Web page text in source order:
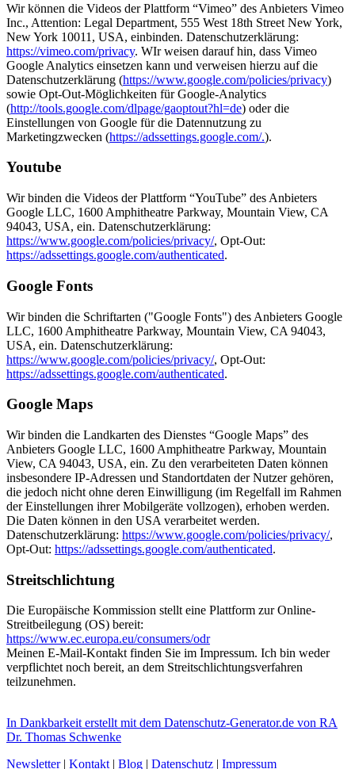
Wir können die Videos der Plattform “Vimeo” des Anbieters Vimeo
Inc., Attention: Legal Department, 555 West 18th Street New York,
New York 10011, USA, einbinden. Datenschutzerklärung:
https://vimeo.com/privacy. WIr weisen darauf hin, dass Vimeo
Google Analytics einsetzen kann und verweisen hierzu auf die
Datenschutzerklärung (https://www.google.com/policies/privacy)
sowie Opt-Out-Möglichkeiten für Google-Analytics
(http://tools.google.com/dlpage/gaoptout?hl=de) oder die
Einstellungen von Google für die Datennutzung zu
Marketingzwecken (https://adssettings.google.com/.).
Youtube
Wir binden die Videos der Plattform “YouTube” des Anbieters
Google LLC, 1600 Amphitheatre Parkway, Mountain View, CA
94043, USA, ein. Datenschutzerklärung:
https://www.google.com/policies/privacy/, Opt-Out:
https://adssettings.google.com/authenticated.
Google Fonts
Wir binden die Schriftarten ("Google Fonts") des Anbieters Google
LLC, 1600 Amphitheatre Parkway, Mountain View, CA 94043,
USA, ein. Datenschutzerklärung:
https://www.google.com/policies/privacy/, Opt-Out:
https://adssettings.google.com/authenticated.
Google Maps
Wir binden die Landkarten des Dienstes “Google Maps” des
Anbieters Google LLC, 1600 Amphitheatre Parkway, Mountain
View, CA 94043, USA, ein. Zu den verarbeiteten Daten können
insbesondere IP-Adressen und Standortdaten der Nutzer gehören,
die jedoch nicht ohne deren Einwilligung (im Regelfall im Rahmen
der Einstellungen ihrer Mobilgeräte vollzogen), erhoben werden.
Die Daten können in den USA verarbeitet werden.
Datenschutzerklärung: https://www.google.com/policies/privacy/,
Opt-Out: https://adssettings.google.com/authenticated.
Streitschlichtung
Die Europäische Kommission stellt eine Plattform zur Online-
Streitbeilegung (OS) bereit:
https://www.ec.europa.eu/consumers/odr
Meinen E-Mail-Kontakt finden Sie im Impressum. Ich bin weder
verpflichtet noch bereit, an dem Streitschlichtungsverfahren
teilzunehmen.
In Dankbarkeit erstellt mit dem Datenschutz-Generator.de von RA
Dr. Thomas Schwenke
Newsletter| Kontakt | Blog | Datenschutz | Impressum